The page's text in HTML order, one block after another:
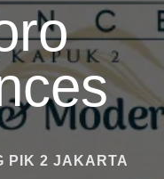
PIK 2 JAKARTA